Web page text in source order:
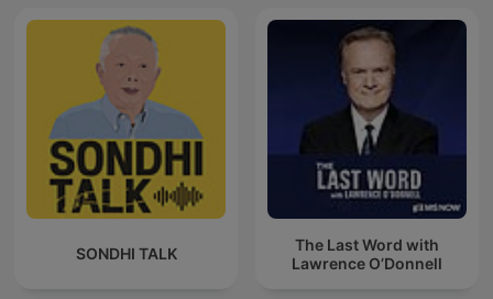
SONDHI TALK
The Last Word with
Lawrence O’Donnell